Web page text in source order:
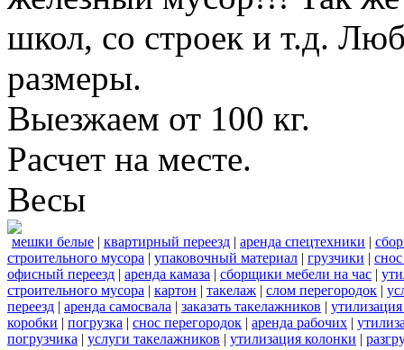
школ, со строек и т.д.
размеры.
Выезжаем от 100 кг.
Расчет на месте.
Весы
мешки белые | квартирный переезд | аренда спецтехники |
строительного мусора | упаковочный материал | грузчики |
офисный переезд | аренда камаза | сборщики мебели на час |
строительного мусора | картон | такелаж | слом перегородок |
переезд | аренда самосвала | заказать такелажников |
коробки | погрузка | снос перегородок | аренда рабочих |
погрузчика | услуги такелажников | утилизация колонки |